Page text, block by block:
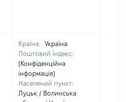
Країна:
Україна
Поштовий індекс:
[Конфіденційна
інформація]
Населений пункт:
Луцьк / Волинська